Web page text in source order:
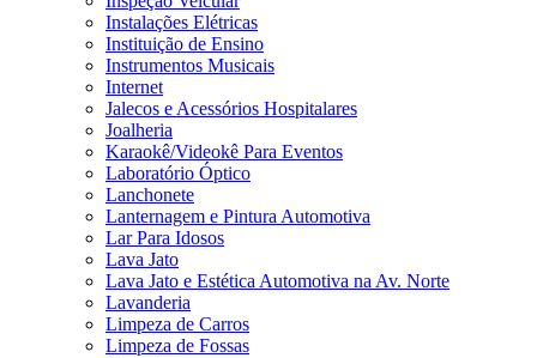
Instalações Elétricas
Instituição de Ensino
Instrumentos Musicais
Internet
Jalecos e Acessórios Hospitalares
Joalheria
Karaokê/Videokê Para Eventos
Laboratório Óptico
Lanchonete
Lanternagem e Pintura Automotiva
Lar Para Idosos
Lava Jato
Lava Jato e Estética Automotiva na Av. Norte
Lavanderia
Limpeza de Carros
Limpeza de Fossas